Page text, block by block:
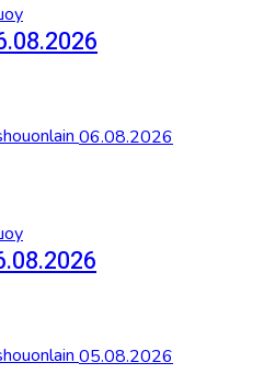
06.08.2026
05.08.2026